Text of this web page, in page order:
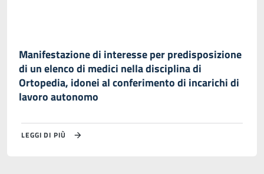
Manifestazione di interesse per predisposizione
di un elenco di medici nella disciplina di
Ortopedia, idonei al conferimento di incarichi di
lavoro autonomo
LEGGI DI PIÙ